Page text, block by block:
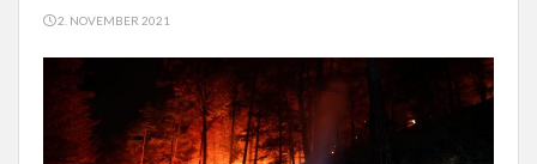
2. NOVEMBER 2021